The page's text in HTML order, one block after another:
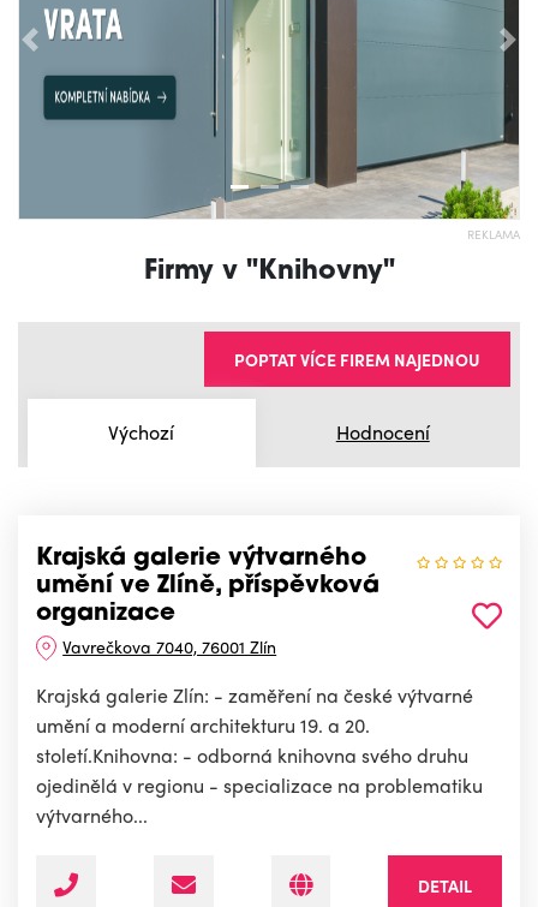
Předchozí
REKLAMA
Firmy v "Knihovny"
Výchozí Hodnocení
POPTAT VÍCE FIREM NAJEDNOU
Krajská galerie výtvarného
umění ve Zlíně, příspěvková
organizace
Vavrečkova 7040, 76001 Zlín
Krajská galerie Zlín: - zaměření na české výtvarné
umění a moderní architekturu 19. a 20.
století.Knihovna: - odborná knihovna svého druhu
ojedinělá v regionu - specializace na problematiku
výtvarného...
DETAIL